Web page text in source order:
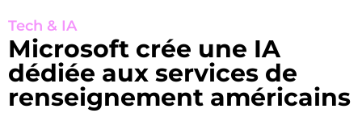
Tech & IA
Microsoft crée une IA
dédiée aux services de
renseignement américains